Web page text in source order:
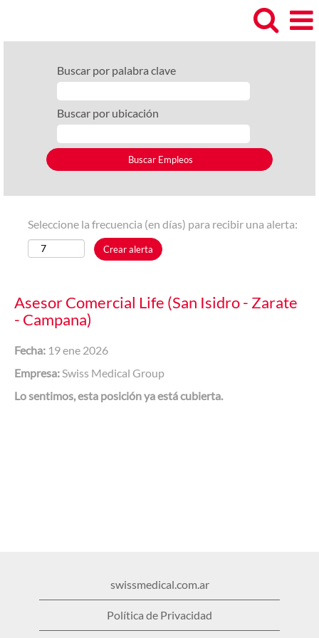
Buscar por palabra clave
Buscar por ubicación
Seleccione la frecuencia (en días) para recibir una alerta:
Crear alerta
Asesor Comercial Life (San Isidro - Zarate
- Campana)
Fecha: 19 ene 2026
Empresa:Swiss Medical Group
Lo sentimos, esta posición ya está cubierta.
swissmedical.com.ar
Política de Privacidad